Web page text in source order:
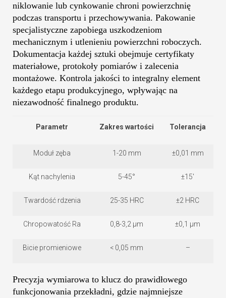
niklowanie lub cynkowanie chroni powierzchnię
podczas transportu i przechowywania. Pakowanie
specjalistyczne zapobiega uszkodzeniom
mechanicznym i utlenieniu powierzchni roboczych.
Dokumentacja każdej sztuki obejmuje certyfikaty
materiałowe, protokoły pomiarów i zalecenia
montażowe. Kontrola jakości to integralny element
każdego etapu produkcyjnego, wpływając na
niezawodność finalnego produktu.
Parametr Zakres wartości Tolerancja
Moduł zęba 1-20 mm ±0,01 mm
Kąt nachylenia 5-45° ±15'
Twardość rdzenia 25-35 HRC ±2 HRC
Chropowatość Ra 0,8-3,2 μm ±0,1 μm
Bicie promieniowe < 0,05 mm –
Precyzja wymiarowa to klucz do prawidłowego
funkcjonowania przekładni, gdzie najmniejsze